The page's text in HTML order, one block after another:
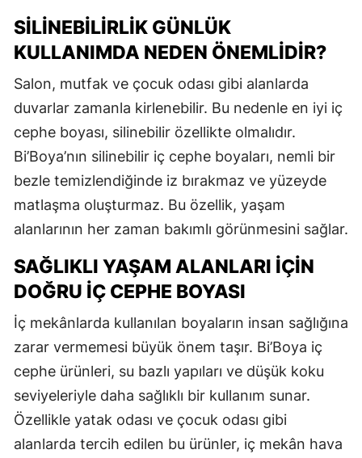
SILINEBILIRLIK GÜNLÜK
KULLANIMDA NEDEN ÖNEMLIDIR?
Salon, mutfak ve çocuk odası gibi alanlarda
duvarlar zamanla kirlenebilir. Bu nedenle en iyi iç
cephe boyası, silinebilir özellikte olmalıdır.
Bi’Boya’nın silinebilir iç cephe boyaları, nemli bir
bezle temizlendiğinde iz bırakmaz ve yüzeyde
matlaşma oluşturmaz. Bu özellik, yaşam
alanlarının her zaman bakımlı görünmesini sağlar.
SAĞLIKLI YAŞAM ALANLARI İÇIN
DOĞRU İÇ CEPHE BOYASI
İç mekânlarda kullanılan boyaların insan sağlığına
zarar vermemesi büyük önem taşır. Bi’Boya iç
cephe ürünleri, su bazlı yapıları ve düşük koku
seviyeleriyle daha sağlıklı bir kullanım sunar.
Özellikle yatak odası ve çocuk odası gibi
alanlarda tercih edilen bu ürünler, iç mekân hava